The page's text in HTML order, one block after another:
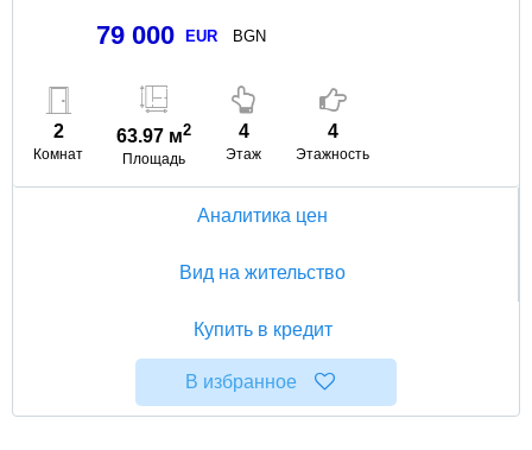
79 000 EUR BGN
2
Комнат
63.97 м2
Площадь
4
Этаж
4
Этажность
Аналитика цен
Вид на жительство
Купить в кредит
В избранное